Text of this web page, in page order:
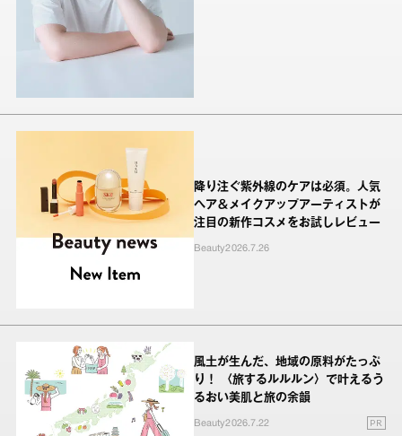
降り注ぐ紫外線のケアは必須。人気
ヘア＆メイクアップアーティストが
注目の新作コスメをお試しレビュー
Beauty2026.7.26
風土が生んだ、地域の原料がたっぷ
り！ 〈旅するルルルン〉で叶えるう
るおい美肌と旅の余韻
Beauty2026.7.22 PR